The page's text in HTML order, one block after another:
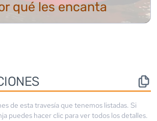
qué les encanta
de esta travesía que tenemos listadas. Si
puedes hacer clic para ver todos los detalles.